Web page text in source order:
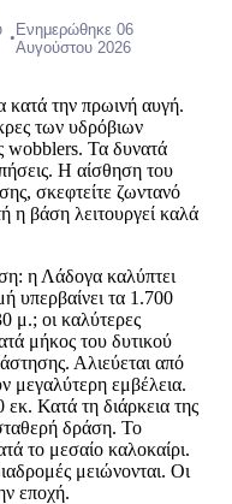
• Ενημερώθηκε 06
Αυγούστου 2026
κατά την πρωινή αυγή.
των υδρόβιων
wobblers. Τα δυνατά
Η αίσθηση του
σκεφτείτε ζωντανό
η βάση λειτουργεί καλά
η Λάδογα καλύπτει
υπερβαίνει τα 1.700
μ.; οι καλύτερες
μήκος του δυτικού
Αλιεύεται από
μεγαλύτερη εμβέλεια.
εκ. Κατά τη διάρκεια της
δράση. Το
το μεσαίο καλοκαίρι.
μειώνονται. Οι
εποχή.